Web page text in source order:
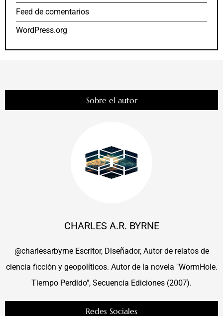
Feed de comentarios
WordPress.org
Sobre el autor
CHARLES A.R. BYRNE
@charlesarbyrne Escritor, Diseñador, Autor de relatos de
ciencia ficción y geopolíticos. Autor de la novela "WormHole.
Tiempo Perdido", Secuencia Ediciones (2007).
Redes Sociales